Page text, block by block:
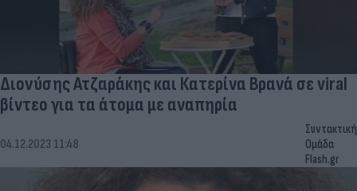
Διονύσης Ατζαράκης και Κατερίνα Βρανά σε viral
βίντεο για τα άτομα με αναπηρία
04.12.2023 11:48
Συντακτική
Ομάδα
Flash.gr